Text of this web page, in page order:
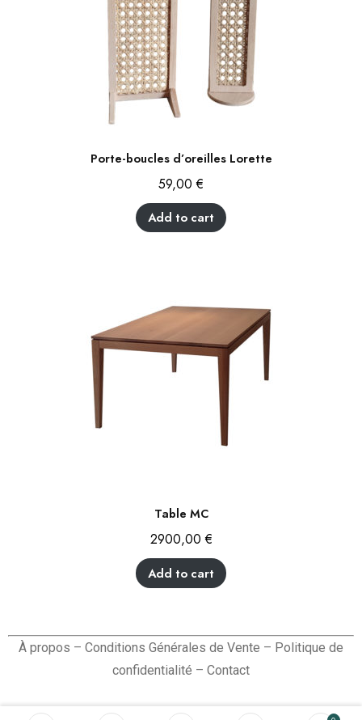
Porte-boucles d’oreilles Lorette
59,00€
Add to cart
Table MC
2900,00€
Add to cart
À propos – Conditions Générales de Vente – Politique de
confidentialité – Contact